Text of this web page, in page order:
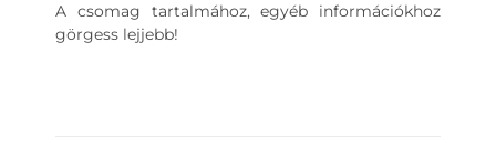
A csomag tartalmához, egyéb információkhoz
görgess lejjebb!